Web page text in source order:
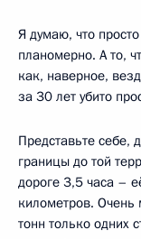
Я думаю, что
планомерно. А то,
как, наверное,
за 30 лет убито
Представьте себе,
границы до той
дороге 3,5 часа –
километров.
тонн только одних